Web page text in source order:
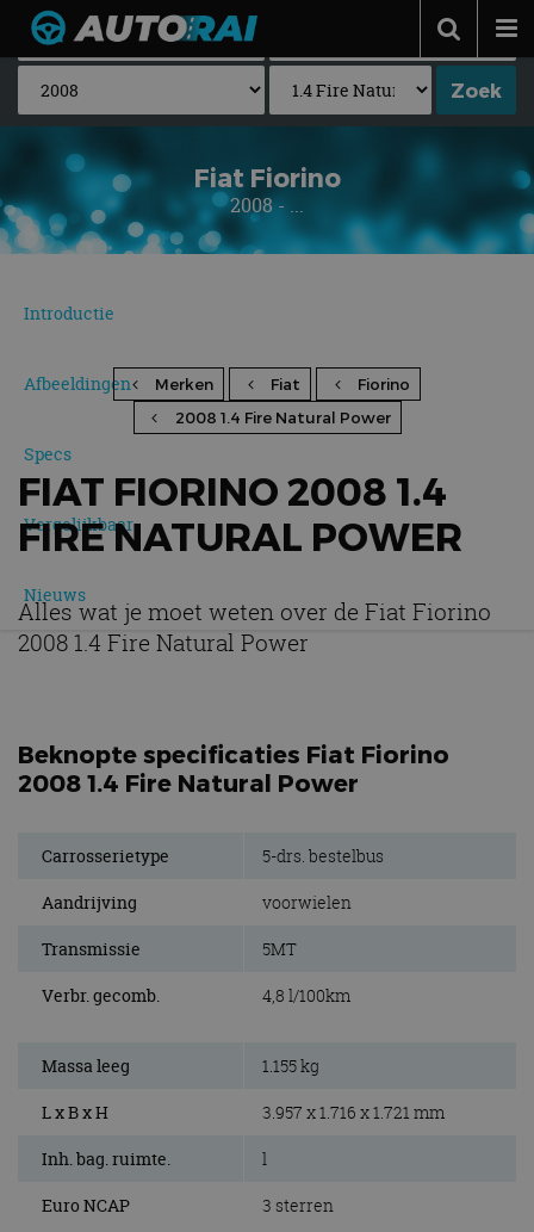
Autonieuws
Podcast
Autotests
Automerken
Adverteren
Contact
Fiat Fiorino
2008 - ...
Introductie
Afbeeldingen
Specs
Vergelijkbaar
Nieuws
Merken Fiat
Fiorino
2008 1.4 Fire Natural Power
FIAT FIORINO 2008 1.4
FIRE NATURAL POWER
Alles wat je moet weten over de Fiat Fiorino
2008 1.4 Fire Natural Power
Beknopte specificaties Fiat Fiorino
2008 1.4 Fire Natural Power
Carrosserietype 5-drs. bestelbus
Aandrijving voorwielen
Transmissie 5MT
Verbr. gecomb. 4,8 l/100km
Massa leeg 1.155 kg
L x B x H 3.957 x 1.716 x 1.721 mm
Inh. bag. ruimte. l
Euro NCAP 3 sterren